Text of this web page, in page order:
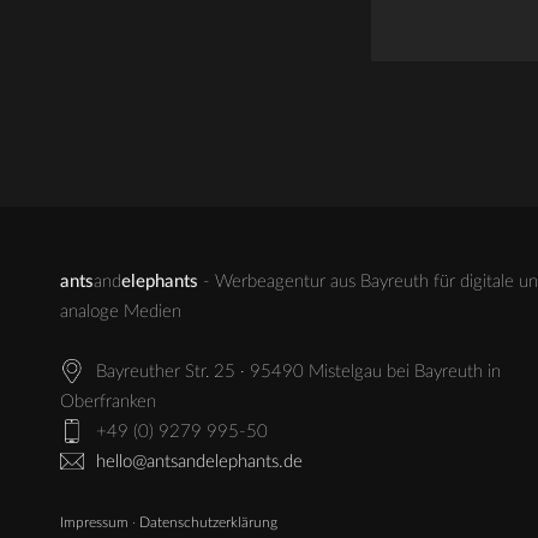
antsandelephants - Werbeagentur aus Bayreuth für digitale
analoge Medien
Bayreuther Str. 25 · 95490 Mistelgau bei Bayreuth in
Oberfranken
+49 (0) 9279 995-50
hello@antsandelephants.de
Impressum · Datenschutzerklärung